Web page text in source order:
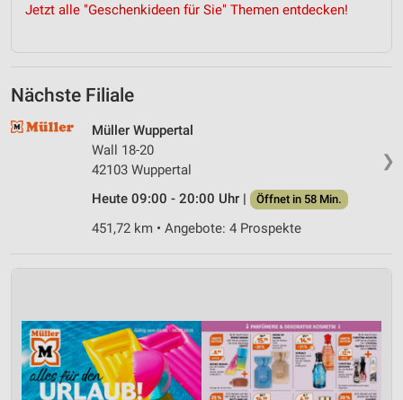
Jetzt alle "Geschenkideen für Sie" Themen entdecken!
Nächste Filiale
❯
Müller Wuppertal
Wall 18-20
42103 Wuppertal
Heute 09:00 - 20:00 Uhr |
Öffnet in 58 Min.
451,72 km • Angebote: 4 Prospekte